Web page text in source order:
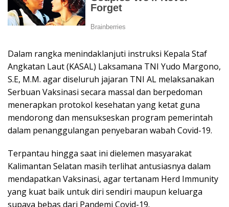
Dalam rangka menindaklanjuti instruksi Kepala Staf
Angkatan Laut (KASAL) Laksamana TNI Yudo Margono,
S.E, M.M. agar diseluruh jajaran TNI AL melaksanakan
Serbuan Vaksinasi secara massal dan berpedoman
menerapkan protokol kesehatan yang ketat guna
mendorong dan mensukseskan program pemerintah
dalam penanggulangan penyebaran wabah Covid-19.
Terpantau hingga saat ini dielemen masyarakat
Kalimantan Selatan masih terlihat antusiasnya dalam
mendapatkan Vaksinasi, agar tertanam Herd Immunity
yang kuat baik untuk diri sendiri maupun keluarga
supaya bebas dari Pandemi Covid-19.